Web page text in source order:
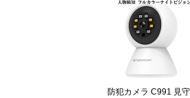
検知 ライトアップ サイ
レン ONVIF ペット wifi
Pモード MicroSDカー
録画 録音 遠隔監視 屋
外兼用 PSE 技適 6ヶ
防犯カメラ C991 見守